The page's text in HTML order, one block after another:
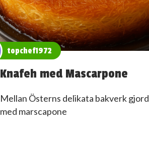
topchef1972
Knafeh med Mascarpone
Mellan Österns delikata bakverk gjord
med marscapone